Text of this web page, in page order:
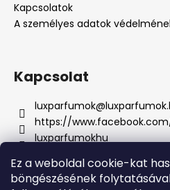
Ez a weboldal cookie-kat
böngészésének
Kapcsolatok
A személyes adatok
Kapcsolat
luxparfumok@
https://
luxparfumokhu